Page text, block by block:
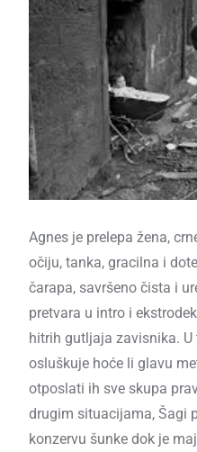
Agnes je prelepa žena,
očiju, tanka, gracilna i
čarapa, savršeno čista i
pretvara u intro i
hitrih gutljaja zavisnika.
osluškuje hoće li glavu
otposlati ih sve skupa
drugim situacijama, Šagi
konzervu šunke dok je